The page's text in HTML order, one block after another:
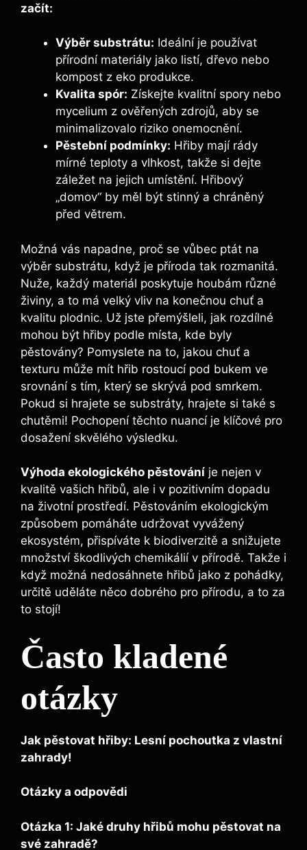
začít:
Výběr substrátu: Ideální je používat
přírodní materiály jako listí, dřevo nebo
kompost z eko produkce.
Kvalita spór: Získejte kvalitní spory nebo
mycelium z ověřených zdrojů, aby se
minimalizovalo riziko onemocnění.
Pěstební podmínky: Hřiby mají rády
mírné teploty a vlhkost, takže si dejte
záležet na jejich umístění. Hřibový
„domov“ by měl být stinný a chráněný
před větrem.
Možná vás napadne, proč se vůbec ptát na
výběr substrátu, když je příroda tak rozmanitá.
Nuže, každý materiál poskytuje houbám různé
živiny, a to má velký vliv na konečnou chuť a
kvalitu plodnic. Už jste přemýšleli, jak rozdílné
mohou být hřiby podle místa, kde byly
pěstovány? Pomyslete na to, jakou chuť a
texturu může mít hřib rostoucí pod bukem ve
srovnání s tím, který se skrývá pod smrkem.
Pokud si hrajete se substráty, hrajete si také s
chutěmi! Pochopení těchto nuancí je klíčové pro
dosažení skvělého výsledku.
Výhoda ekologického pěstování je nejen v
kvalitě vašich hřibů, ale i v pozitivním dopadu
na životní prostředí. Pěstováním ekologickým
způsobem pomáháte udržovat vyvážený
ekosystém, přispíváte k biodiverzitě a snižujete
množství škodlivých chemikálií v přírodě. Takže i
když možná nedosáhnete hřibů jako z pohádky,
určitě uděláte něco dobrého pro přírodu, a to za
to stojí!
Často kladené
otázky
Jak pěstovat hřiby: Lesní pochoutka z vlastní
zahrady!
Otázky a odpovědi
Otázka 1: Jaké druhy hřibů mohu pěstovat na
své zahradě?